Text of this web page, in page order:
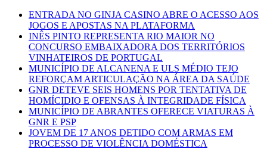
ENTRADA NO GINJA CASINO ABRE O ACESSO AOS
JOGOS E APOSTAS NA PLATAFORMA
INÊS PINTO REPRESENTA RIO MAIOR NO
CONCURSO EMBAIXADORA DOS TERRITÓRIOS
VINHATEIROS DE PORTUGAL
MUNICÍPIO DE ALCANENA E ULS MÉDIO TEJO
REFORÇAM ARTICULAÇÃO NA ÁREA DA SAÚDE
GNR DETEVE SEIS HOMENS POR TENTATIVA DE
HOMÍCIDIO E OFENSAS À INTEGRIDADE FÍSICA
MUNICÍPIO DE ABRANTES OFERECE VIATURAS À
GNR E PSP
JOVEM DE 17 ANOS DETIDO COM ARMAS EM
PROCESSO DE VIOLÊNCIA DOMÉSTICA